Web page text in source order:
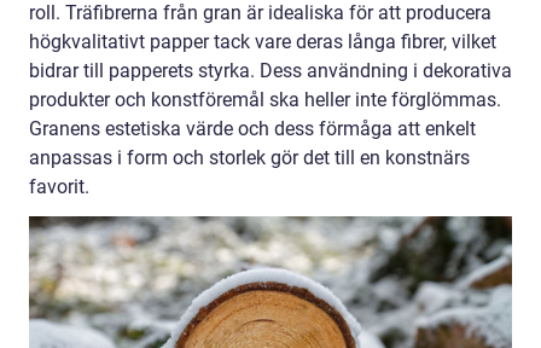
roll. Träfibrerna från gran är idealiska för att producera
högkvalitativt papper tack vare deras långa fibrer, vilket
bidrar till papperets styrka. Dess användning i dekorativa
produkter och konstföremål ska heller inte förglömmas.
Granens estetiska värde och dess förmåga att enkelt
anpassas i form och storlek gör det till en konstnärs
favorit.